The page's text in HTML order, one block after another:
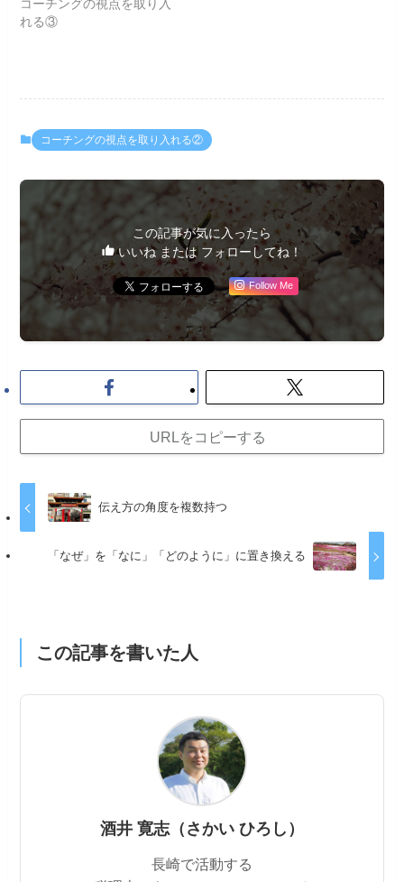
コーチングの視点を取り入
れる③
コーチングの視点を取り入れる②
この記事が気に入ったら
いいね または フォローしてね！
Follow Me
URLをコピーする
伝え方の角度を複数持つ
「なぜ」を「なに」「どのように」に置き換える
この記事を書いた人
酒井 寛志（さかい ひろし）
長崎で活動する